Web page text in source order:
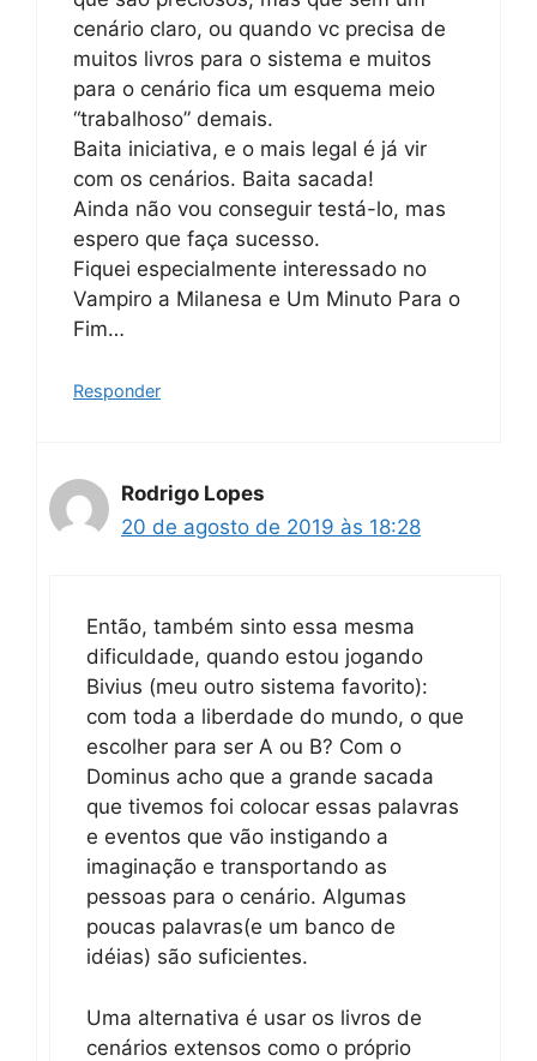
cenário claro, ou quando vc precisa de
muitos livros para o sistema e muitos
para o cenário fica um esquema meio
“trabalhoso” demais.
Baita iniciativa, e o mais legal é já vir
com os cenários. Baita sacada!
Ainda não vou conseguir testá-lo, mas
espero que faça sucesso.
Fiquei especialmente interessado no
Vampiro a Milanesa e Um Minuto Para o
Fim…
Responder
Rodrigo Lopes
20 de agosto de 2019 às 18:28
Então, também sinto essa mesma
dificuldade, quando estou jogando
Bivius (meu outro sistema favorito):
com toda a liberdade do mundo, o que
escolher para ser A ou B? Com o
Dominus acho que a grande sacada
que tivemos foi colocar essas palavras
e eventos que vão instigando a
imaginação e transportando as
pessoas para o cenário. Algumas
poucas palavras(e um banco de
idéias) são suficientes.
Uma alternativa é usar os livros de
cenários extensos como o próprio